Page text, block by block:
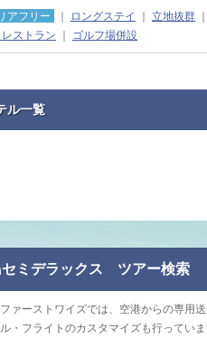
アフリー ロングステイ 立地抜群
ストラン ゴルフ場併設
ル一覧
セミデラックス ツアー検索
ーストワイズでは、空港からの専用
フライトのカスタマイズも行ってい